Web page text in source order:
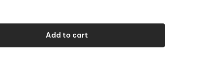
Add to cart